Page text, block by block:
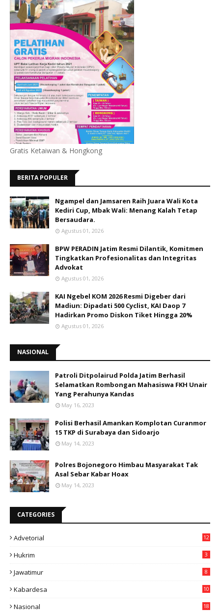
Gratis Ketaiwan & Hongkong
BERITA POPULER
Ngampel dan Jamsaren Raih Juara Wali Kota
Kediri Cup, Mbak Wali: Menang Kalah Tetap
Bersaudara.
Agustus 01, 2026
BPW PERADIN Jatim Resmi Dilantik, Komitmen
Tingkatkan Profesionalitas dan Integritas
Advokat
Agustus 01, 2026
KAI Ngebel KOM 2026 Resmi Digeber dari
Madiun: Dipadati 500 Cyclist, KAI Daop 7
Hadirkan Promo Diskon Tiket Hingga 20%
Agustus 01, 2026
NASIONAL
Patroli Ditpolairud Polda Jatim Berhasil
Selamatkan Rombongan Mahasiswa FKH Unair
Yang Perahunya Kandas
May 16, 2023
Polisi Berhasil Amankan Komplotan Curanmor
15 TKP di Surabaya dan Sidoarjo
May 14, 2023
Polres Bojonegoro Himbau Masyarakat Tak
Asal Sebar Kabar Hoax
May 14, 2023
CATEGORIES
Advetorial 12
Hukrim 3
Jawatimur 8
Kabardesa
10
Nasional
18